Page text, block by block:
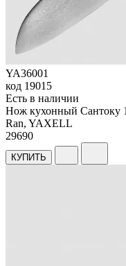
YA36001
код 19015
Есть в наличии
Нож кухонный Сантоку
Ran, YAXELL
29690
КУПИТЬ